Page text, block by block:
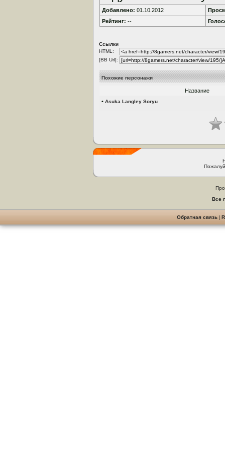
Добавлено: 01.10.2012
Рейтинг: --
Ссылки
HTML:
[BB Url]:
Похожие персонажи
Название
• Asuka Langley Soryu
Все
Обратная связь